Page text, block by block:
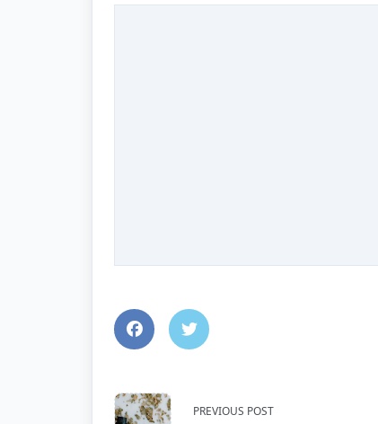
<spanPREVIOUS POST